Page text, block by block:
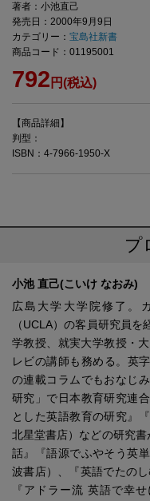
著者：小池直己
発売日：2000年9月9日
カテゴリー： 宝島社新書
商品コード：01195001
792 円(税込)
【商品詳細】
判型：
ISBN：4-7966-1950-X
プ
小池 直己(こいけ なおみ)
広島大学大学院修了。
（UCLA）の客員研究員
学教授、就実大学教授・
レビの講師も務める。英
の連載コラムでもおなじ
研究」で日本教育研究連
とした英語教育の研究』
北星堂書店）などの研究
話』『語源でふやそう英
波書店）、『英語でたの
『アドラー流 英語で幸